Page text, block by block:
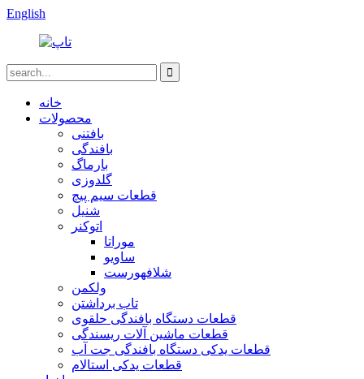
English
خانه
محصولات
بافتنی
بافندگی
بارماگ
گلدوزی
قطعات سیم پیچ
شنیل
اتوکنر
موراتا
ساویو
شلافهورست
ولکمن
تاب برداشتن
قطعات دستگاه بافندگی حلقوی
قطعات ماشین آلات ریسندگی
قطعات یدکی دستگاه بافندگی جت آب
قطعات یدکی استالام